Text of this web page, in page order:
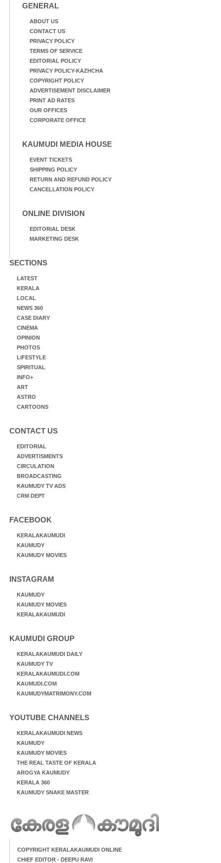
GENERAL
ABOUT US
CONTACT US
PRIVACY POLICY
TERMS OF SERVICE
EDITORIAL POLICY
PRIVACY POLICY-KAZHCHA
COPYRIGHT POLICY
ADVERTISEMENT DISCLAIMER
PRINT AD RATES
OUR OFFICES
CORPORATE OFFICE
KAUMUDI MEDIA HOUSE
EVENT TICKETS
SHIPPING POLICY
RETURN AND REFUND POLICY
CANCELLATION POLICY
ONLINE DIVISION
EDITORIAL DESK
MARKETING DESK
SECTIONS
LATEST
KERALA
LOCAL
NEWS 360
CASE DIARY
CINEMA
OPINION
PHOTOS
LIFESTYLE
SPIRITUAL
INFO+
ART
ASTRO
CARTOONS
CONTACT US
EDITORIAL
ADVERTISMENTS
CIRCULATION
BROADCASTING
KAUMUDY TV ADS
CRM DEPT
FACEBOOK
KERALAKAUMUDI
KAUMUDY
KAUMUDY MOVIES
INSTAGRAM
KAUMUDY
KAUMUDY MOVIES
KERALAKAUMUDI
KAUMUDI GROUP
KERALAKAUMUDI DAILY
KAUMUDY TV
KERALAKAUMUDI.COM
KAUMUDI.COM
KAUMUDYMATRIMONY.COM
YOUTUBE CHANNELS
KERALAKAUMUDI NEWS
KAUMUDY
KAUMUDY MOVIES
THE REAL TASTE OF KERALA
AROGYA KAUMUDY
KERALA 360
KAUMUDY SNAKE MASTER
COPYRIGHT KERALAKAUMUDI ONLINE
CHIEF EDITOR - DEEPU RAVI